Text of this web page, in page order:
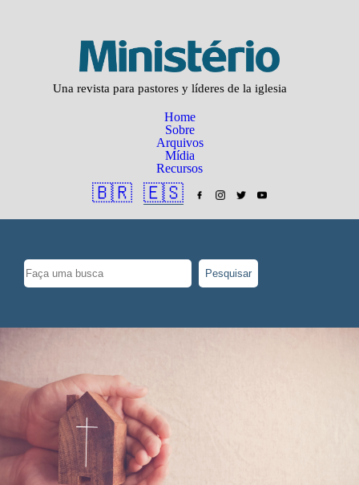
Una revista para pastores y líderes de la iglesia
Home
Sobre
Arquivos
Mídia
Recursos
🇧🇷 🇪🇸
Pesquisar